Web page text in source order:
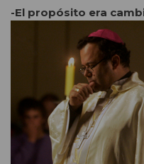
-El propósito era